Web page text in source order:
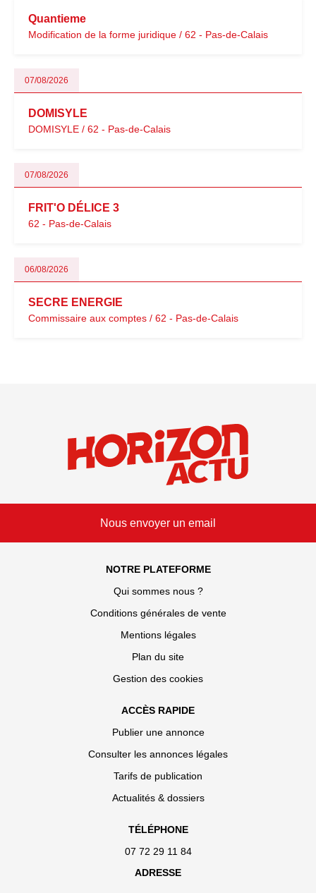
Quantieme
Modification de la forme juridique / 62 - Pas-de-Calais
07/08/2026
DOMISYLE
DOMISYLE / 62 - Pas-de-Calais
07/08/2026
FRIT'O DÉLICE 3
62 - Pas-de-Calais
06/08/2026
SECRE ENERGIE
Commissaire aux comptes / 62 - Pas-de-Calais
Nous envoyer un email
NOTRE PLATEFORME
Qui sommes nous ?
Conditions générales de vente
Mentions légales
Plan du site
Gestion des cookies
ACCÈS RAPIDE
Publier une annonce
Consulter les annonces légales
Tarifs de publication
Actualités & dossiers
TÉLÉPHONE
07 72 29 11 84
ADRESSE